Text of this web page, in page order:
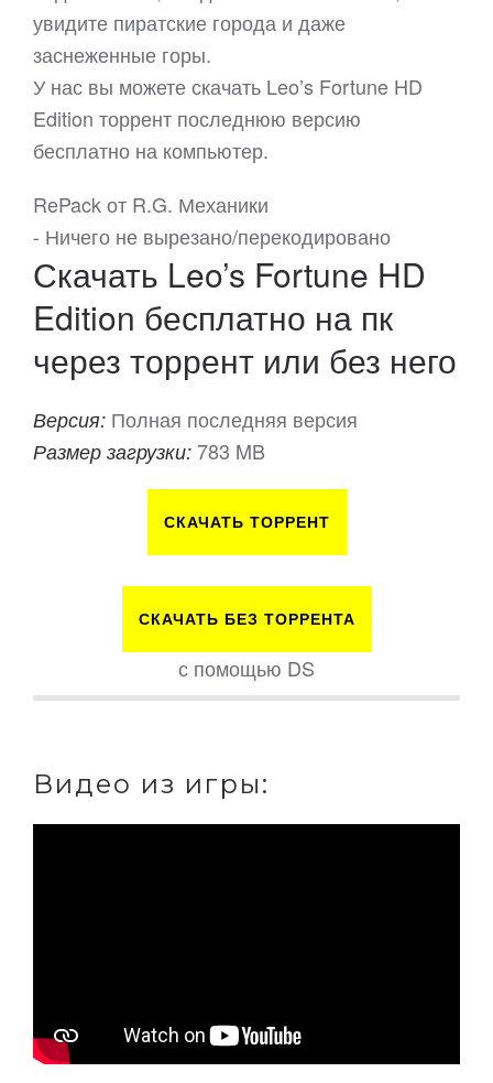
увидите пиратские города и даже
заснеженные горы.
У нас вы можете скачать Leo’s Fortune HD
Edition торрент последнюю версию
бесплатно на компьютер.
RePack от R.G. Механики
- Ничего не вырезано/перекодировано
Скачать Leo’s Fortune HD
Edition бесплатно на пк
через торрент или без него
Версия: Полная последняя версия
Размер загрузки: 783 MB
СКАЧАТЬ ТОРРЕНТ
СКАЧАТЬ БЕЗ ТОРРЕНТА
с помощью DS
Видео из игры: